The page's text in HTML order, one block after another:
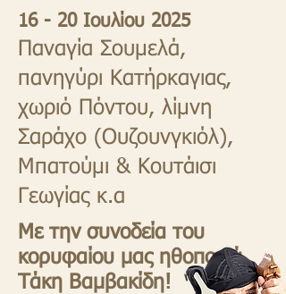
16 - 20 Ιουλίου 2025
Παναγία Σουμελά,
πανηγύρι Κατήρκαγιας,
χωριό Πόντου, λίμνη
Σαράχο (Ουζουνγκιόλ),
Μπατούμι & Κουτάισι
Γεωγίας κ.α
Με την συνοδεία του
κορυφαίου μας ηθοποιού
Τάκη Βαμβακίδη!